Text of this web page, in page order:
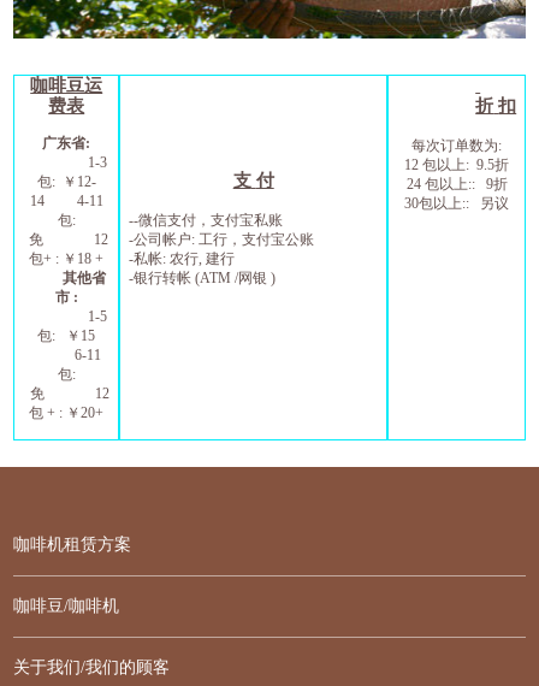
咖啡豆运
费表
广东省:
1-3
包: ￥ 12-
14
4-11
包:
免
12
包+ : ￥ 18 +
其他省
市:
1-5
包: ￥ 15
6-11
包:
免
12
包 + : ￥20+
支 付
--微信支付，支付宝私账
-公司帐户:工行，支付宝公账
-私帐:农行,建行
-银行转帐 (ATM /网银 )
折 扣
每次订单数为:
12包以上: 9.5折
24 包以上:: 9折
30包以上:: 另议
咖啡机租赁方案
咖啡豆/咖啡机
关于我们/我们的顾客